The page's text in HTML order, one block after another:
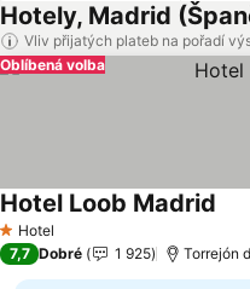
Hotely, Madrid
Vliv přijatých plateb na pořadí
Oblíbená volba
1 Počet hvězdiček
Hotel
Hotel Loob Madrid
7,7 Dobré 1 925 Torrejón